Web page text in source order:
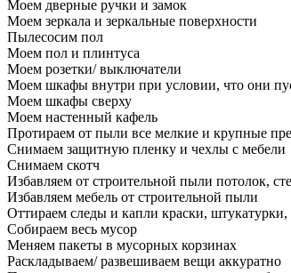
Моем дверные ручки и замок
Моем зеркала и зеркальные поверхности
Пылесосим пол
Моем пол и плинтуса
Моем розетки/ выключатели
Моем шкафы внутри при условии, что они
Моем шкафы сверху
Моем настенный кафель
Протираем от пыли все мелкие и крупные
Снимаем защитную пленку и чехлы с мебели
Снимаем скотч
Избавляем от строительной пыли потолок,
Избавляем мебель от строительной пыли
Оттираем следы и капли краски,
Собираем весь мусор
Меняем пакеты в мусорных корзинах
Раскладываем/ развешиваем вещи аккуратно